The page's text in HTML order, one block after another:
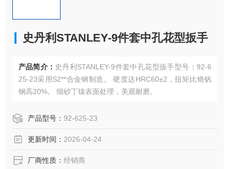
史丹利STANLEY-9件套中孔花型扳手
产品简介： 史丹利STANLEY-9件套中孔花型扳手型号：92-6
25-23采用S2**合金钢制造。 硬度达HRC60±2，扭矩比铬钒
钢高20%。 细砂丁镍表面处理，美观耐磨。
产品型号： 92-625-23
更新时间： 2026-04-24
厂商性质： 经销商